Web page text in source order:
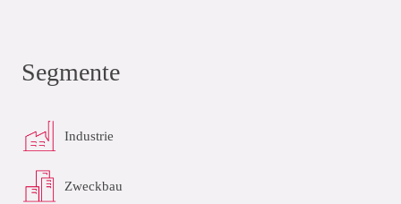
Segmente
Industrie
Zweckbau